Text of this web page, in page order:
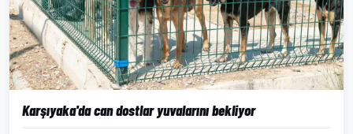
Karşıyaka'da can dostlar yuvalarını bekliyor